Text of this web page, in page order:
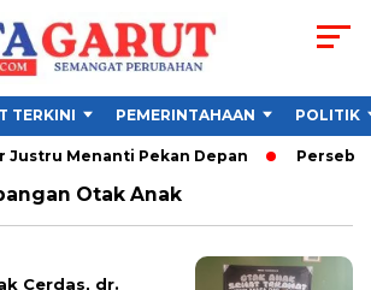
TERKINI PEMERINTAHAAN POLITIK
Menanti Pekan Depan
Otak Anak
Cerdas, dr.